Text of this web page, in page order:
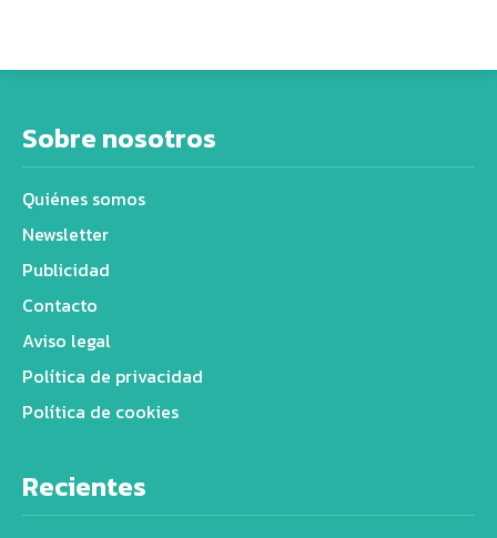
Sobre nosotros
Quiénes somos
Newsletter
Publicidad
Contacto
Aviso legal
Política de privacidad
Política de cookies
Recientes